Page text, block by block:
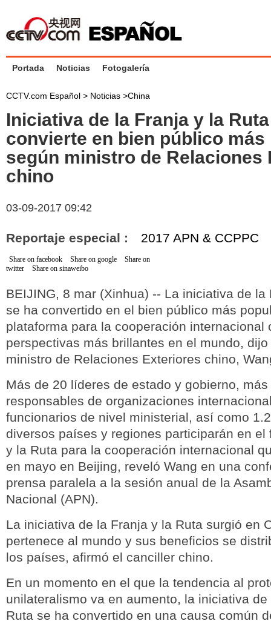
Portada Noticias Fotogalería
CCTV.com Español > Noticias >China
Iniciativa de la Franja y la
convierte en bien público más
según ministro de Relaciones
chino
03-09-2017 09:42
Reportaje especial : 2017 APN & CCPPC
Share on facebook Share on google
Share on
twitter
Share on sinaweibo
BEIJING, 8 mar (Xinhua) -- La iniciativa de la
se ha convertido en el bien público más
plataforma para la cooperación internacional
perspectivas más brillantes en el mundo,
ministro de Relaciones Exteriores chino,
Más de 20 líderes de estado y gobierno, más
responsables de organizaciones
funcionarios de nivel ministerial, así como
diversos países y regiones participarán en el
y la Ruta para la cooperación internacional
en mayo en Beijing, reveló Wang en una
prensa paralela a la sesión anual de la
Nacional (APN).
La iniciativa de la Franja y la Ruta surgió en
pertenece al mundo y sus beneficios se
los países, afirmó el canciller chino.
En un momento en el que la tendencia al
unilateralismo va en aumento, la iniciativa
Ruta se ha convertido en una causa común